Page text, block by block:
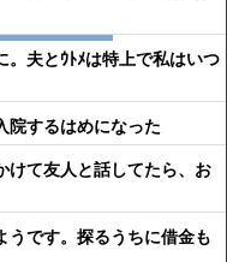
。夫とｳﾄﾒは特上で私はいつ
院するはめになった
けて友人と話してたら、お
うです。探るうちに借金も